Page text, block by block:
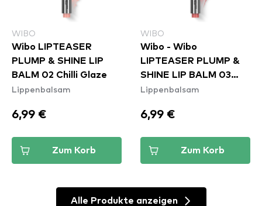
WIBO
Wibo LIPTEASER
PLUMP & SHINE LIP
BALM 02 Chilli Glaze
Lippenbalsam
6,99 €
Zum Korb
WIBO
Wibo - Wibo
LIPTEASER PLUMP &
SHINE LIP BALM 03
Cayenne Kiss
Lippenbalsam
6,99 €
Zum Korb
Alle Produkte anzeigen